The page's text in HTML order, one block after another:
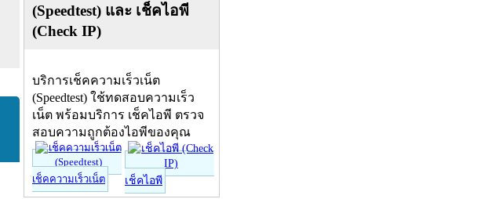
(Speedtest) และ เช็คไอพี
(Check IP)
บริการเช็คความเร็วเน็ต
(Speedtest) ใช้ทดสอบความเร็ว
เน็ต พร้อมบริการ เช็คไอพี ตรวจ
สอบความถูกต้องไอพีของคุณ
เช็คความเร็วเน็ต เช็คไอพี